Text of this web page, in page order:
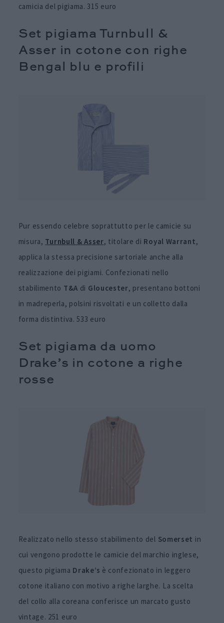
camicia del pigiama. 315 euro
Set pigiama Turnbull &
Asser in cotone con righe
Bengal blu e profili
Pur essendo celebre soprattutto per le camicie su
misura, Turnbull & Asser, titolare di Royal Warrant,
applica la stessa precisione sartoriale anche alla
realizzazione dei pigiami. Confezionati nello
stabilimento T&A di Gloucester, presentano bottoni
in madreperla, polsini risvoltati e un colletto dalla
forma distintiva. 533 euro
Set pigiama da uomo
Drake’s in cotone a righe
rosse
Realizzato nello stesso stabilimento del Somerset in
cui vengono prodotte le camicie del marchio inglese,
questo pigiama Drake’s è confezionato in leggero
cotone italiano con motivo a righe larghe. La scelta
del collo alla coreana conferisce un marcato gusto
vintage. 251 euro